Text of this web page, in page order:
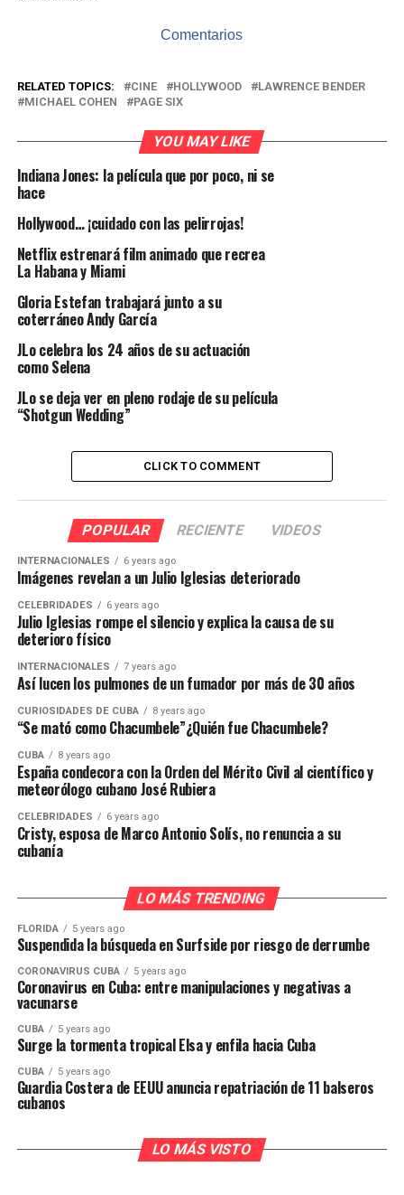
Comentarios
RELATED TOPICS: CINE HOLLYWOOD
LAWRENCE BENDER
MICHAEL COHEN
PAGE SIX
YOU MAY LIKE
Indiana Jones: la película que por poco, ni se
hace
Hollywood… ¡cuidado con las pelirrojas!
Netflix estrenará film animado que recrea
La Habana y Miami
Gloria Estefan trabajará junto a su
coterráneo Andy García
JLo celebra los 24 años de su actuación
como Selena
JLo se deja ver en pleno rodaje de su película
“Shotgun Wedding”
CLICK TO COMMENT
POPULAR RECIENTE VIDEOS
INTERNACIONALES 6 years ago
Imágenes revelan a un Julio Iglesias deteriorado
CELEBRIDADES 6 years ago
Julio Iglesias rompe el silencio y explica la causa de su
deterioro físico
INTERNACIONALES 7 years ago
Así lucen los pulmones de un fumador por más de 30 años
CURIOSIDADES DE CUBA 8 years ago
“Se mató como Chacumbele”¿Quién fue Chacumbele?
CUBA 8 years ago
España condecora con la Orden del Mérito Civil al científico y
meteorólogo cubano José Rubiera
CELEBRIDADES 6 years ago
Cristy, esposa de Marco Antonio Solís, no renuncia a su
cubanía
LO MÁS TRENDING
FLORIDA 5 years ago
Suspendida la búsqueda en Surfside por riesgo de derrumbe
CORONAVIRUS CUBA 5 years ago
Coronavirus en Cuba: entre manipulaciones y negativas a
vacunarse
CUBA 5 years ago
Surge la tormenta tropical Elsa y enfila hacia Cuba
CUBA 5 years ago
Guardia Costera de EEUU anuncia repatriación de 11 balseros
cubanos
LO MÁS VISTO